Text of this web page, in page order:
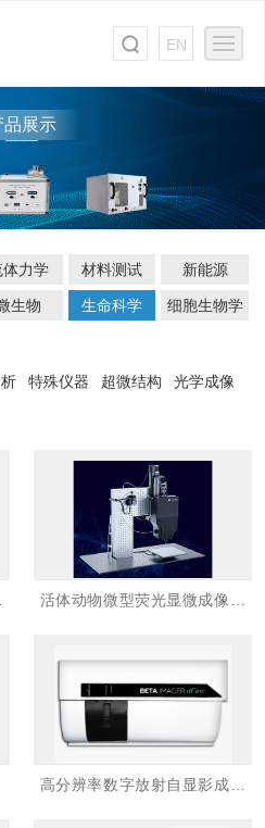
EN
品展示
体力学 材料测试 新能源
生物 生命科学 细胞生物学
特殊仪器 超微结构
光学成像
活体动物微型荧光显微成像系
高分辨率数字放射自显影成像